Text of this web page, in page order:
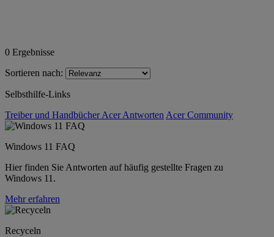
0 Ergebnisse
Sortieren nach:
Selbsthilfe-Links
Treiber und HandbücherAcer Antworten Acer Community
Windows 11 FAQ
Hier finden Sie Antworten auf häufig gestellte Fragen zu
Windows 11.
Mehr erfahren
Recyceln